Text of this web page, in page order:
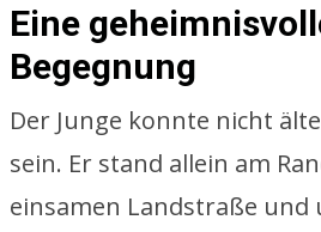
Eine
Begegnung
Der Junge konnte nicht
sein. Er stand allein am
einsamen Landstraße